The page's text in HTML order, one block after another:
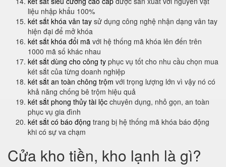
liệu nhập khẩu 100%
két sắt khóa vân tay sử dụng công nghệ nhận dạng vân tay
hiện đại để mở khóa
két sắt khóa đổi mã với hệ thống mã khóa lên đến trên
1000 mã số khác nhau
két sắt dùng cho công ty phục vụ tốt cho nhu cầu chọn mua
két sắt của từng doanh nghiệp
két sắt an toàn chông trộm với trọng lượng lớn vì vậy nó có
khả năng chống bê trộm hiệu quả
két sắt phong thủy tài lộc chuyên dụng, nhỏ gọn, an toàn
phục vụ gia đình
két sắt có báo động trang bị hệ thống mã khóa báo động
khi có sự va chạm
Cửa kho tiền, kho lạnh là gì?